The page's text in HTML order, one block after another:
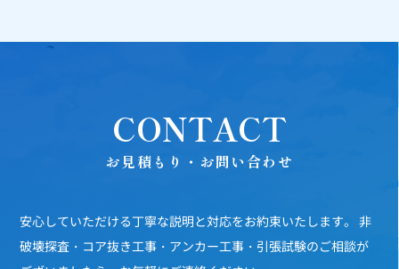
CONTACT
お見積もり・お問い合わせ
安心していただける丁寧な説明と対応をお約束いたします。
非
破壊探査・コア抜き工事・アンカー工事・引張試験のご相談が